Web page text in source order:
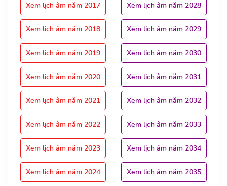
Xem lịch âm năm 2017
Xem lịch âm năm 2018
Xem lịch âm năm 2019
Xem lịch âm năm 2020
Xem lịch âm năm 2021
Xem lịch âm năm 2022
Xem lịch âm năm 2023
Xem lịch âm năm 2024
Xem lịch âm năm 2028
Xem lịch âm năm 2029
Xem lịch âm năm 2030
Xem lịch âm năm 2031
Xem lịch âm năm 2032
Xem lịch âm năm 2033
Xem lịch âm năm 2034
Xem lịch âm năm 2035